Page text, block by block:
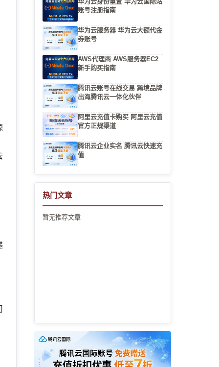
账号注册指南
华为云服务器 华为云大额代金
券账号
AWS代理商 AWS服务器EC2
新手购买指南
腾讯云账号在线交易 跨境品牌
出海腾讯云一体化伙伴
阿里云充值卡购买 阿里云充值
官方正规渠道
腾讯云企业实名 腾讯云快速充
值
热门文章
暂无推荐文章